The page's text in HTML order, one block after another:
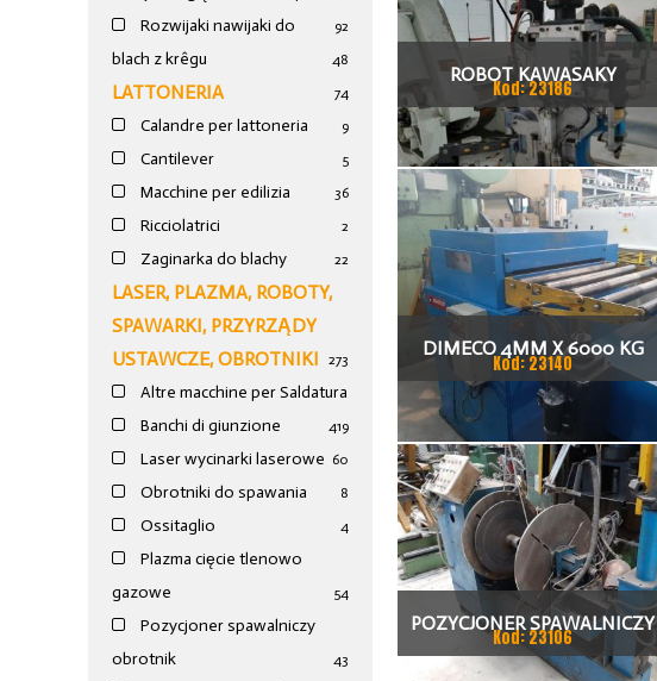
92
Rozwijaki nawijaki do
blach z krêgu
48
LATTONERIA 74
Calandre per lattoneria 9
Cantilever 5
Macchine per edilizia 36
Ricciolatrici 2
Zaginarka do blachy 22
LASER, PLAZMA, ROBOTY,
SPAWARKI, PRZYRZĄDY
USTAWCZE, OBROTNIKI
273
Altre macchine per Saldatura
19
Banchi di giunzione 4
Laser wycinarki laserowe 60
Obrotniki do spawania 8
Ossitaglio 4
Plazma cięcie tlenowo
gazowe
54
Pozycjoner spawalniczy
obrotnik
43
ROBOT KAWASAKY
Kod: 23186
DIMECO 4MM X 6000 KG
LINIA DO CIĘCIA BLACHY
Kod: 23140
POZYCJONER SPAWALNICZY
Kod: 23106